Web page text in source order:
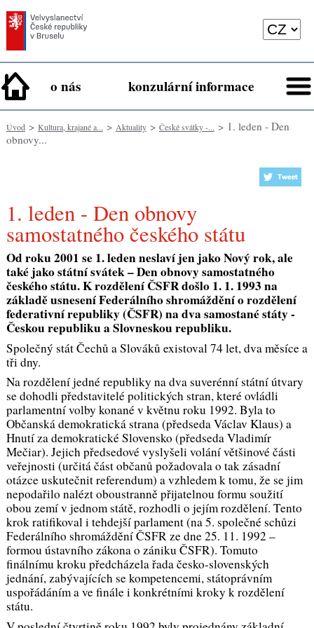
o nás konzulární informace
Úvod> Kultura, krajané a... > Aktuality> České svátky -... > 1. leden - Den
obnovy...
1. leden - Den obnovy
samostatného českého státu
Od roku 2001 se 1. leden neslaví jen jako Nový rok, ale
také jako státní svátek –Den obnovy samostatného
českého státu. K rozdělení ČSFR došlo 1. 1. 1993 na
základě usnesení Federálního shromáždění o rozdělení
federativní republiky (ČSFR) na dva samostané státy -
Českou republiku a Slovneskou republiku.
Společný stát Čechů a Slováků existoval 74 let, dva měsíce a
tři dny.
Na rozdělení jedné republiky na dva suverénní státní útvary
se dohodli představitelé politických stran, které ovládli
parlamentní volby konané v květnu roku 1992. Byla to
Občanská demokratická strana (předseda Václav Klaus) a
Hnutí za demokratické Slovensko (předseda Vladimír
Mečiar). Jejich předsedové vyslyšeli volání většinové části
veřejnosti (určitá část občanů požadovala o tak zásadní
otázce uskutečnit referendum) a vzhledem k tomu, že se jim
nepodařilo nalézt oboustranně přijatelnou formu soužití
obou zemí v jednom státě, rozhodli o jejím rozdělení. Tento
krok ratifikoval i tehdejší parlament (na 5. společné schůzi
Federálního shromáždění ČSFR ze dne 25. 11. 1992 –
formou ústavního zákona o zániku ČSFR). Tomuto
finálnímu kroku předcházela řada česko-slovenských
jednání, zabývajících se kompetencemi, státoprávním
uspořádáním a ve finále i konkrétními kroky k rozdělení
státu.